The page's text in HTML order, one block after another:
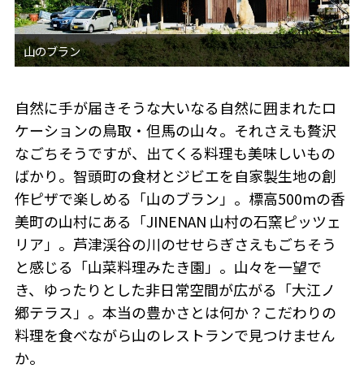
自然に手が届きそうな大いなる自然に囲まれたロ
ケーションの鳥取・但馬の山々。それさえも贅沢
なごちそうですが、出てくる料理も美味しいもの
ばかり。智頭町の食材とジビエを自家製生地の創
作ピザで楽しめる「山のブラン」。標高500mの香
美町の山村にある「JINENAN 山村の石窯ピッツェ
リア」。芦津渓谷の川のせせらぎさえもごちそう
と感じる「山菜料理みたき園」。山々を一望で
き、ゆったりとした非日常空間が広がる「大江ノ
郷テラス」。本当の豊かさとは何か？こだわりの
料理を食べながら山のレストランで見つけません
か。